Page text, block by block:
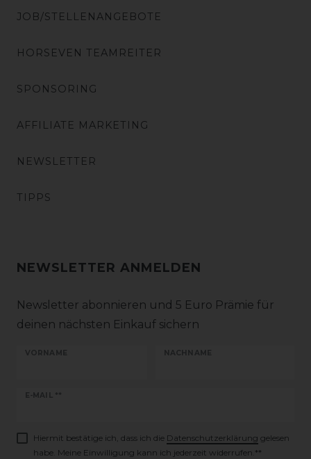
JOB/STELLENANGEBOTE
HORSEVEN TEAMREITER
SPONSORING
AFFILIATE MARKETING
NEWSLETTER
TIPPS
NEWSLETTER ANMELDEN
Newsletter abonnieren und 5 Euro Prämie für
deinen nächsten Einkauf sichern
VORNAME NACHNAME
E-MAIL **
Newsletter
Hiermit bestätige ich, dass ich die Daten­schutz­erklärung gelesen
habe. Meine Einwilligung kann ich jederzeit widerrufen.**